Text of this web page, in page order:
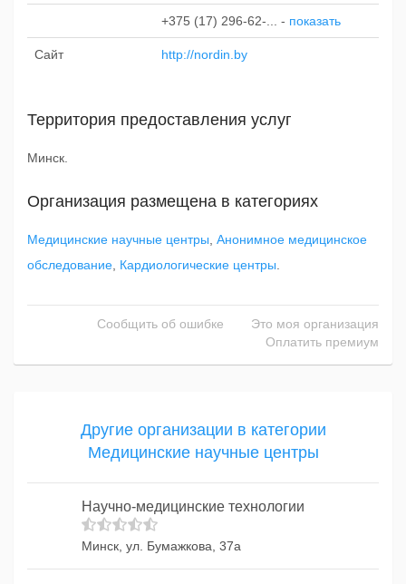
+375 (17) 296-62-... - показать
Сайт http://nordin.by
Территория предоставления услуг
Минск.
Организация размещена в категориях
Медицинские научные центры Анонимное медицинское
обследование Кардиологические центры
Сообщить об ошибке
Это моя организация
Оплатить премиум
Другие организации в категории
Медицинские научные центры
Научно-медицинские технологии
Минск, ул. Бумажкова, 37а